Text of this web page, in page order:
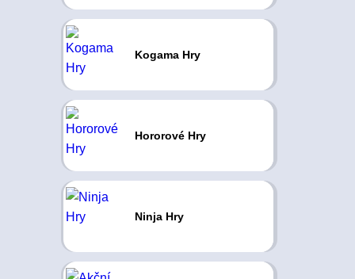
Kogama Hry
Hororové Hry
Ninja Hry